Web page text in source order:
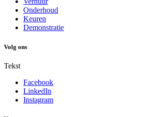
Onderhoud
Keuren
Demonstratie
Volg ons
Tekst
Facebook
LinkedIn
Instagram